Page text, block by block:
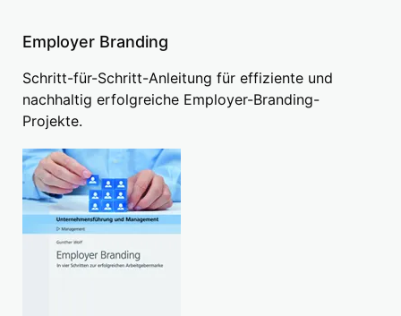
Employer Branding
Schritt-für-Schritt-Anleitung für effiziente und
nachhaltig erfolgreiche Employer-Branding-
Projekte.